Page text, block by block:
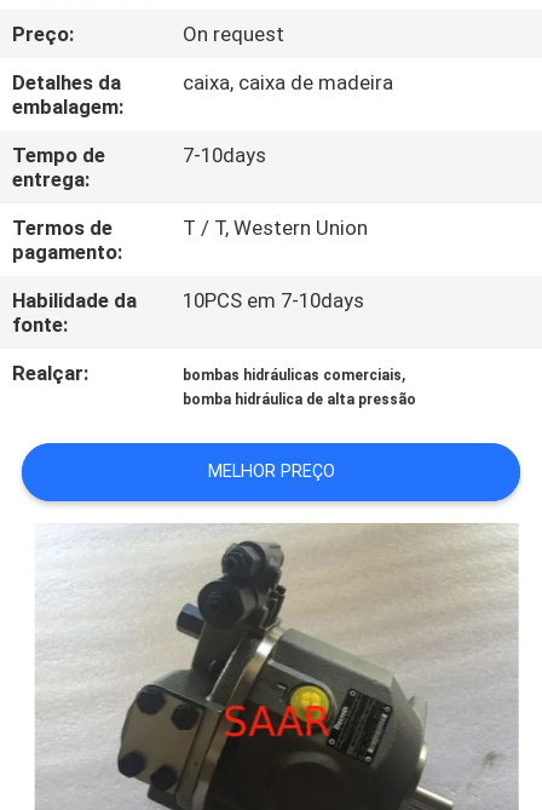
PEÇA
UMAS
CITAÇÕES
MAPA
DO
SITE
POLICY
Preço:
On request
Detalhes da
embalagem:
caixa, caixa de madeira
Tempo de
entrega:
7-10days
Termos de
pagamento:
T / T, Western Union
Habilidade da
fonte:
10PCS em 7-10days
Realçar: bombas hidráulicas comerciais,
bomba hidráulica de alta pressão
MELHOR PREÇO